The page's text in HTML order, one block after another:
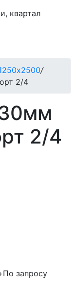
квартал
/
2/4
2/4
По запросу